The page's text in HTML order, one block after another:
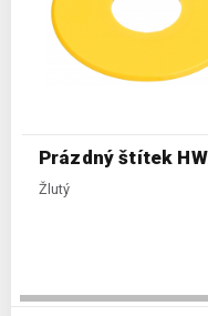
Prázdný štítek
Žlutý